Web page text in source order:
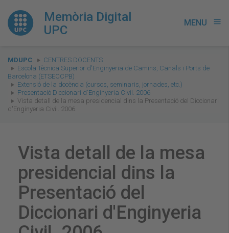
Memòria Digital
UPC
MENU menu
You
are
here:
MDUPC
CENTRES DOCENTS
Escola Tècnica Superior d'Enginyeria de Camins, Canals i Ports de
Barcelona (ETSECCPB)
Extensió de la docència (cursos, seminaris, jornades, etc.)
Presentació Diccionari d'Enginyeria Civil. 2006
Vista detall de la mesa presidencial dins la Presentació del Diccionari
d'Enginyeria Civil. 2006.
Vista detall de la mesa
presidencial dins la
Presentació del
Diccionari d'Enginyeria